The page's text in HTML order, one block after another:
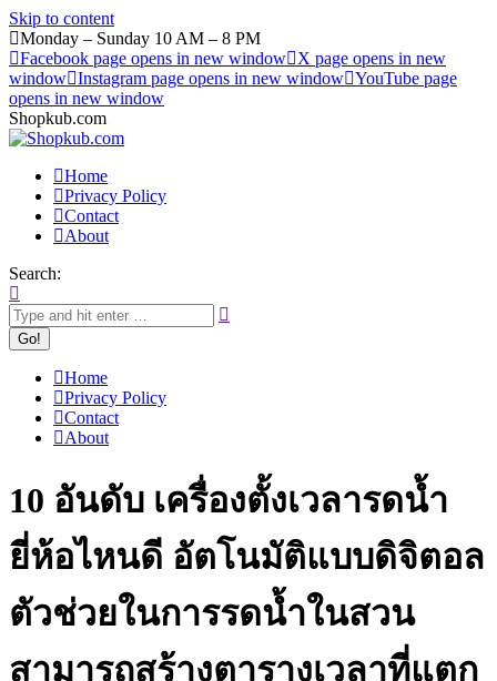
Skip to content
Monday – Sunday 10 AM – 8 PM
Facebook page opens in new window
X page opens in new
window Instagram page opens in new window YouTube page
opens in new window
Shopkub.com
Home
Privacy Policy
Contact
About
Search:
Home
Privacy Policy
Contact
About
10 อันดับ เครื่องตั้งเวลารดน้ำ
ยี่ห้อไหนดี อัตโนมัติแบบดิจิตอล
ตัวช่วยในการรดน้ำในสวน
สามารถสร้างตารางเวลาที่แตก